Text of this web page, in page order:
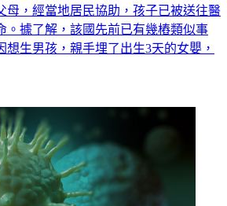
母，經當地居民協助，孩子已被送往醫
。據了解，該國先前已有幾樁類似事
想生男孩，親手埋了出生3天的女嬰，